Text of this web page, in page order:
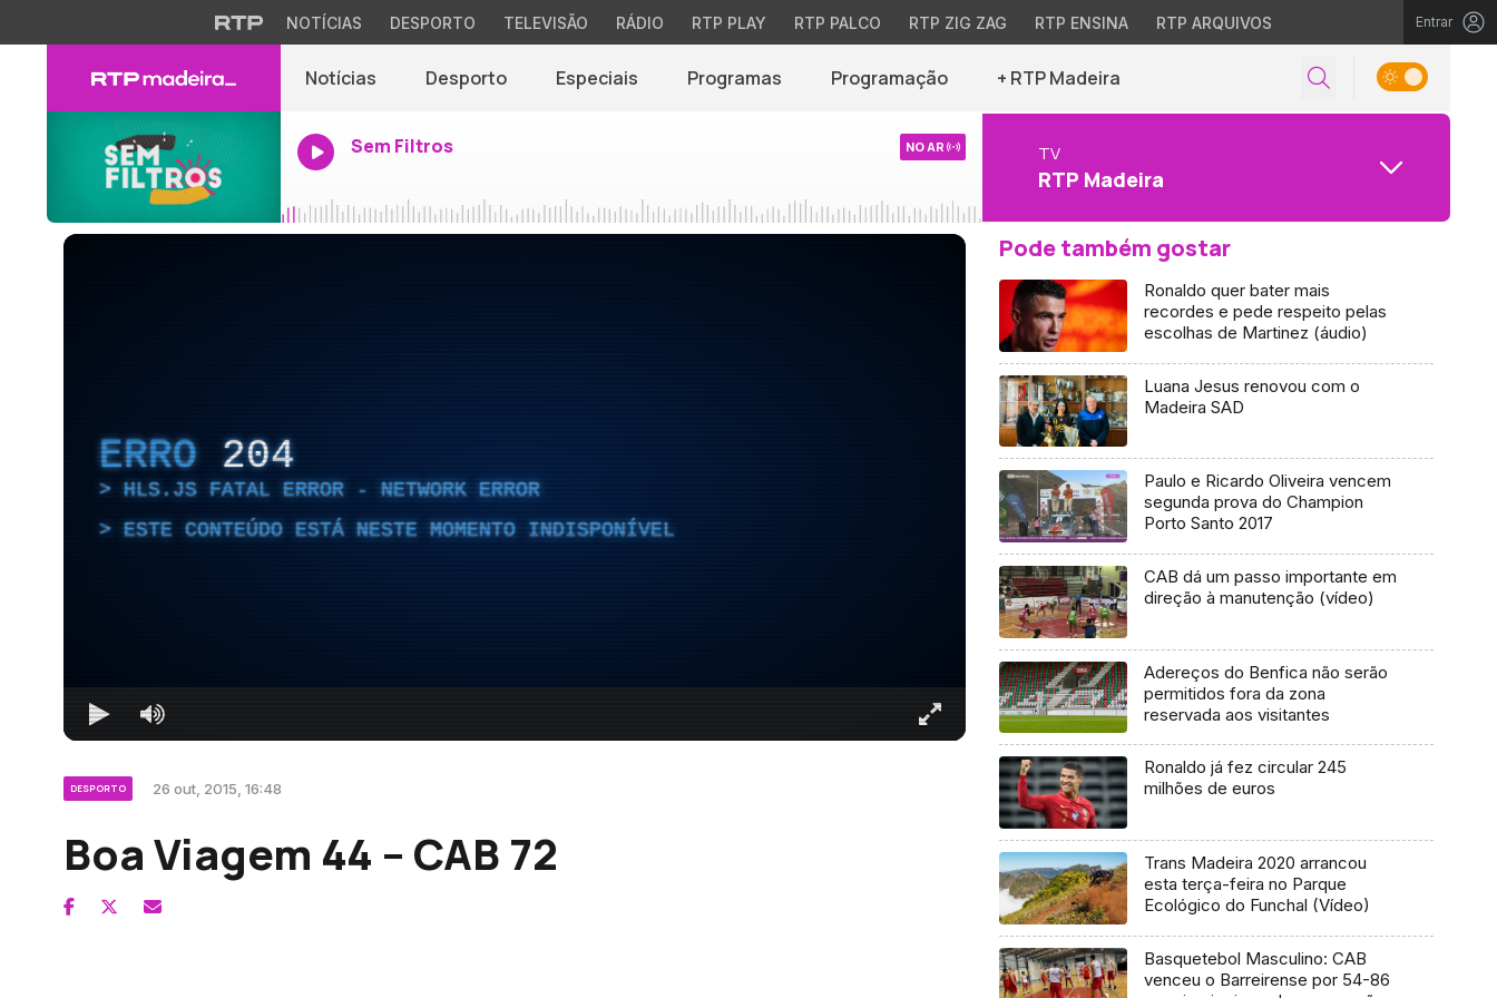
NOTÍCIAS DESPORTO TELEVISÃO RÁDIO RTP PLAY RTP PALCO RTP ZIG ZAG RTP ENSINA RTP ARQUIVOS Entrar
Notícias Desporto Especiais Programas Programação + RTP Madeira
Sem Filtros NO AR TV
RTP Madeira
ERRO 204
HLS.JS FATAL ERROR - NETWORK ERROR
ESTE CONTEÚDO ESTÁ NESTE MOMENTO INDISPONÍVEL
DESPORTO 26 out, 2015, 16:48
Boa Viagem 44 – CAB 72
Pode também gostar
Ronaldo quer bater mais
recordes e pede respeito pelas
escolhas de Martinez (áudio)
Luana Jesus renovou com o
Madeira SAD
Paulo e Ricardo Oliveira vencem
segunda prova do Champion
Porto Santo 2017
CAB dá um passo importante em
direção à manutenção (vídeo)
Adereços do Benfica não serão
permitidos fora da zona
reservada aos visitantes
Ronaldo já fez circular 245
milhões de euros
Trans Madeira 2020 arrancou
esta terça-feira no Parque
Ecológico do Funchal (Vídeo)
Basquetebol Masculino: CAB
venceu o Barreirense por 54-86